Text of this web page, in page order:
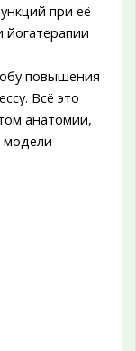
при её
повышения
Всё это
анатомии,
модели